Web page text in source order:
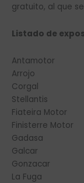
gratuito, al que
Listado de
Antamotor
Arrojo
Corgal
Stellantis
Fiateira Motor
Finisterre Motor
Gadasa
Galcar
Gonzacar
La Fuga